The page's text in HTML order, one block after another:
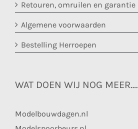
Retouren, omruilen en garantie
Algemene voorwaarden
Bestelling Herroepen
WAT DOEN WIJ NOG MEER….
Modelbouwdagen.nl